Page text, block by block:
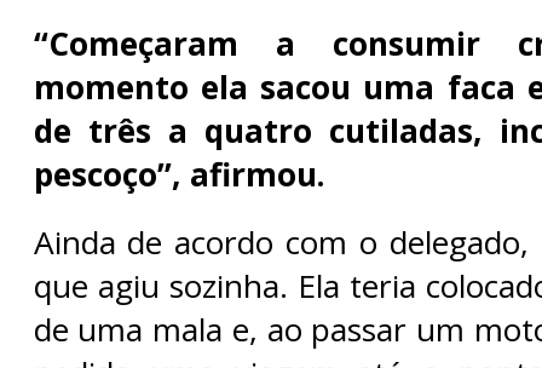
“Começaram a consumir
momento ela sacou uma faca
de três a quatro cutiladas,
pescoço”, afirmou.
Ainda de acordo com o
que agiu sozinha. Ela teria
de uma mala e, ao passar um